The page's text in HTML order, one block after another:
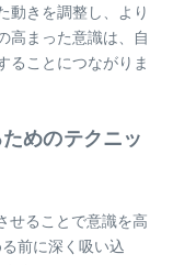
動きを調整し、より
高まった意識は、自
ることにつながりま
めのテクニッ
せることで意識を高
前に深く吸い込